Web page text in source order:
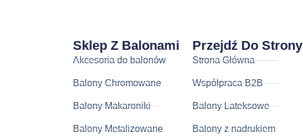
Sklep Z Balonami
Akcesoria do balonów
Balony Chromowane
Balony Makaroniki
Balony Metalizowane
Przejdź Do Strony
Strona Główna
Współpraca B2B
Balony Lateksowe
Balony z nadrukiem